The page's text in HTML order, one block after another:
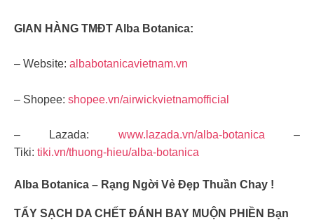
GIAN HÀNG TMĐT Alba Botanica:
– Website: albabotanicavietnam.vn
– Shopee: shopee.vn/airwickvietnamofficial
– Lazada: www.lazada.vn/alba-botanica–
Tiki: tiki.vn/thuong-hieu/alba-botanica
Alba Botanica – Rạng Ngời Vẻ Đẹp Thuần Chay !
TẨY SẠCH DA CHẾT ĐÁNH BAY MUỘN PHIỀN Bạn